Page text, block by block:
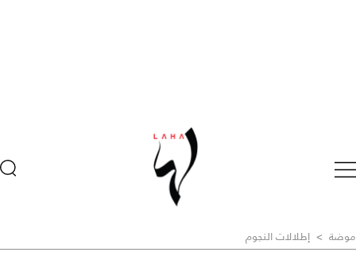
موضة > إطلالات النجوم